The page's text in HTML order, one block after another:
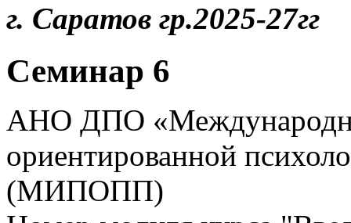
г. Саратов гр.2025-27гг
Семинар 6
АНО ДПО
ориентированной
(МИПОПП)